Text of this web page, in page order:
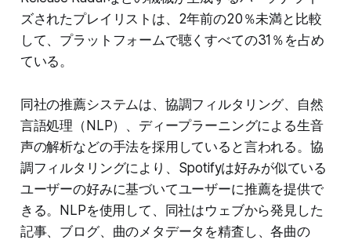
ズされたプレイリストは、2年前の20％未満と比較
して、プラットフォームで聴くすべての31％を占め
ている。
同社の推薦システムは、協調フィルタリング、自然
言語処理（NLP）、ディープラーニングによる生音
声の解析などの手法を採用していると言われる。協
調フィルタリングにより、Spotifyは好みが似ている
ユーザーの好みに基づいてユーザーに推薦を提供で
きる。NLPを使用して、同社はウェブから発見した
記事、ブログ、曲のメタデータを精査し、各曲の